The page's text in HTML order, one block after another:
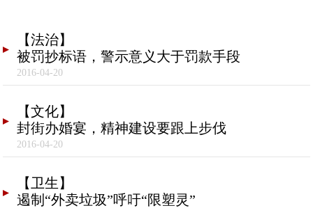
【法治】
被罚抄标语，警示意义大于罚款手段
2016-04-20
【文化】
封街办婚宴，精神建设要跟上步伐
2016-04-20
【卫生】
遏制“外卖垃圾”呼吁“限塑灵”